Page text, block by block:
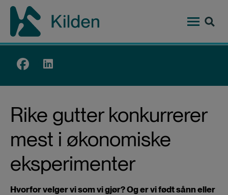
Hopp
hovedinnhold
Top
Rike gutter konkurrerer
mest i økonomiske
eksperimenter
Hvorfor velger vi som vi gjør? Og er vi født sånn eller